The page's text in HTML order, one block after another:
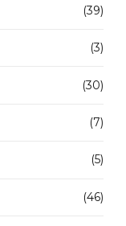
(39)
(3)
(30)
(7)
(5)
(46)